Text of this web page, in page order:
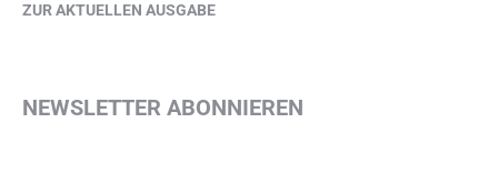
ZUR AKTUELLEN AUSGABE
NEWSLETTER ABONNIEREN